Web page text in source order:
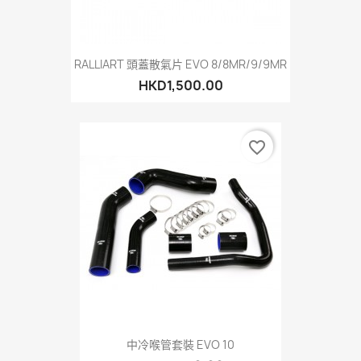
RALLIART 頭蓋散氣片 EVO 8/8MR/9/9MR
HKD1,500.00
中冷喉管套裝 EVO 10
favorite_border